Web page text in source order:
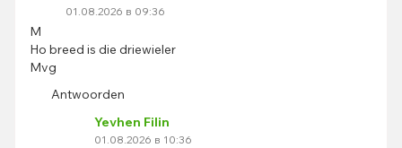
01.08.2026 в 09:36
M
Ho breed is die driewieler
Mvg
Antwoorden
Yevhen Filin
01.08.2026 в 10:36